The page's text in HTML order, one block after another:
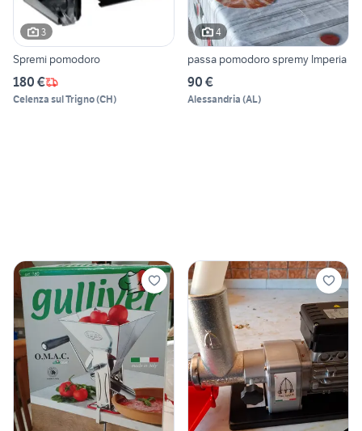
3
Spremi pomodoro
180 €
Celenza sul Trigno(CH)
4
passa pomodoro spremy Imperia
90 €
Alessandria (AL)